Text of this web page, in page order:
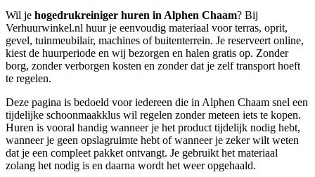
Wil je hogedrukreiniger huren in Alphen Chaam? Bij
Verhuurwinkel.nl huur je eenvoudig materiaal voor terras, oprit,
gevel, tuinmeubilair, machines of buitenterrein. Je reserveert online,
kiest de huurperiode en wij bezorgen en halen gratis op. Zonder
borg, zonder verborgen kosten en zonder dat je zelf transport hoeft
te regelen.
Deze pagina is bedoeld voor iedereen die in Alphen Chaam snel een
tijdelijke schoonmaakklus wil regelen zonder meteen iets te kopen.
Huren is vooral handig wanneer je het product tijdelijk nodig hebt,
wanneer je geen opslagruimte hebt of wanneer je zeker wilt weten
dat je een compleet pakket ontvangt. Je gebruikt het materiaal
zolang het nodig is en daarna wordt het weer opgehaald.